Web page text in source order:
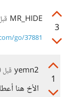
3
MR_HIDE قبل 10
go/37881
1
yemn2 قبل 10 سنوات
الأخ هنا